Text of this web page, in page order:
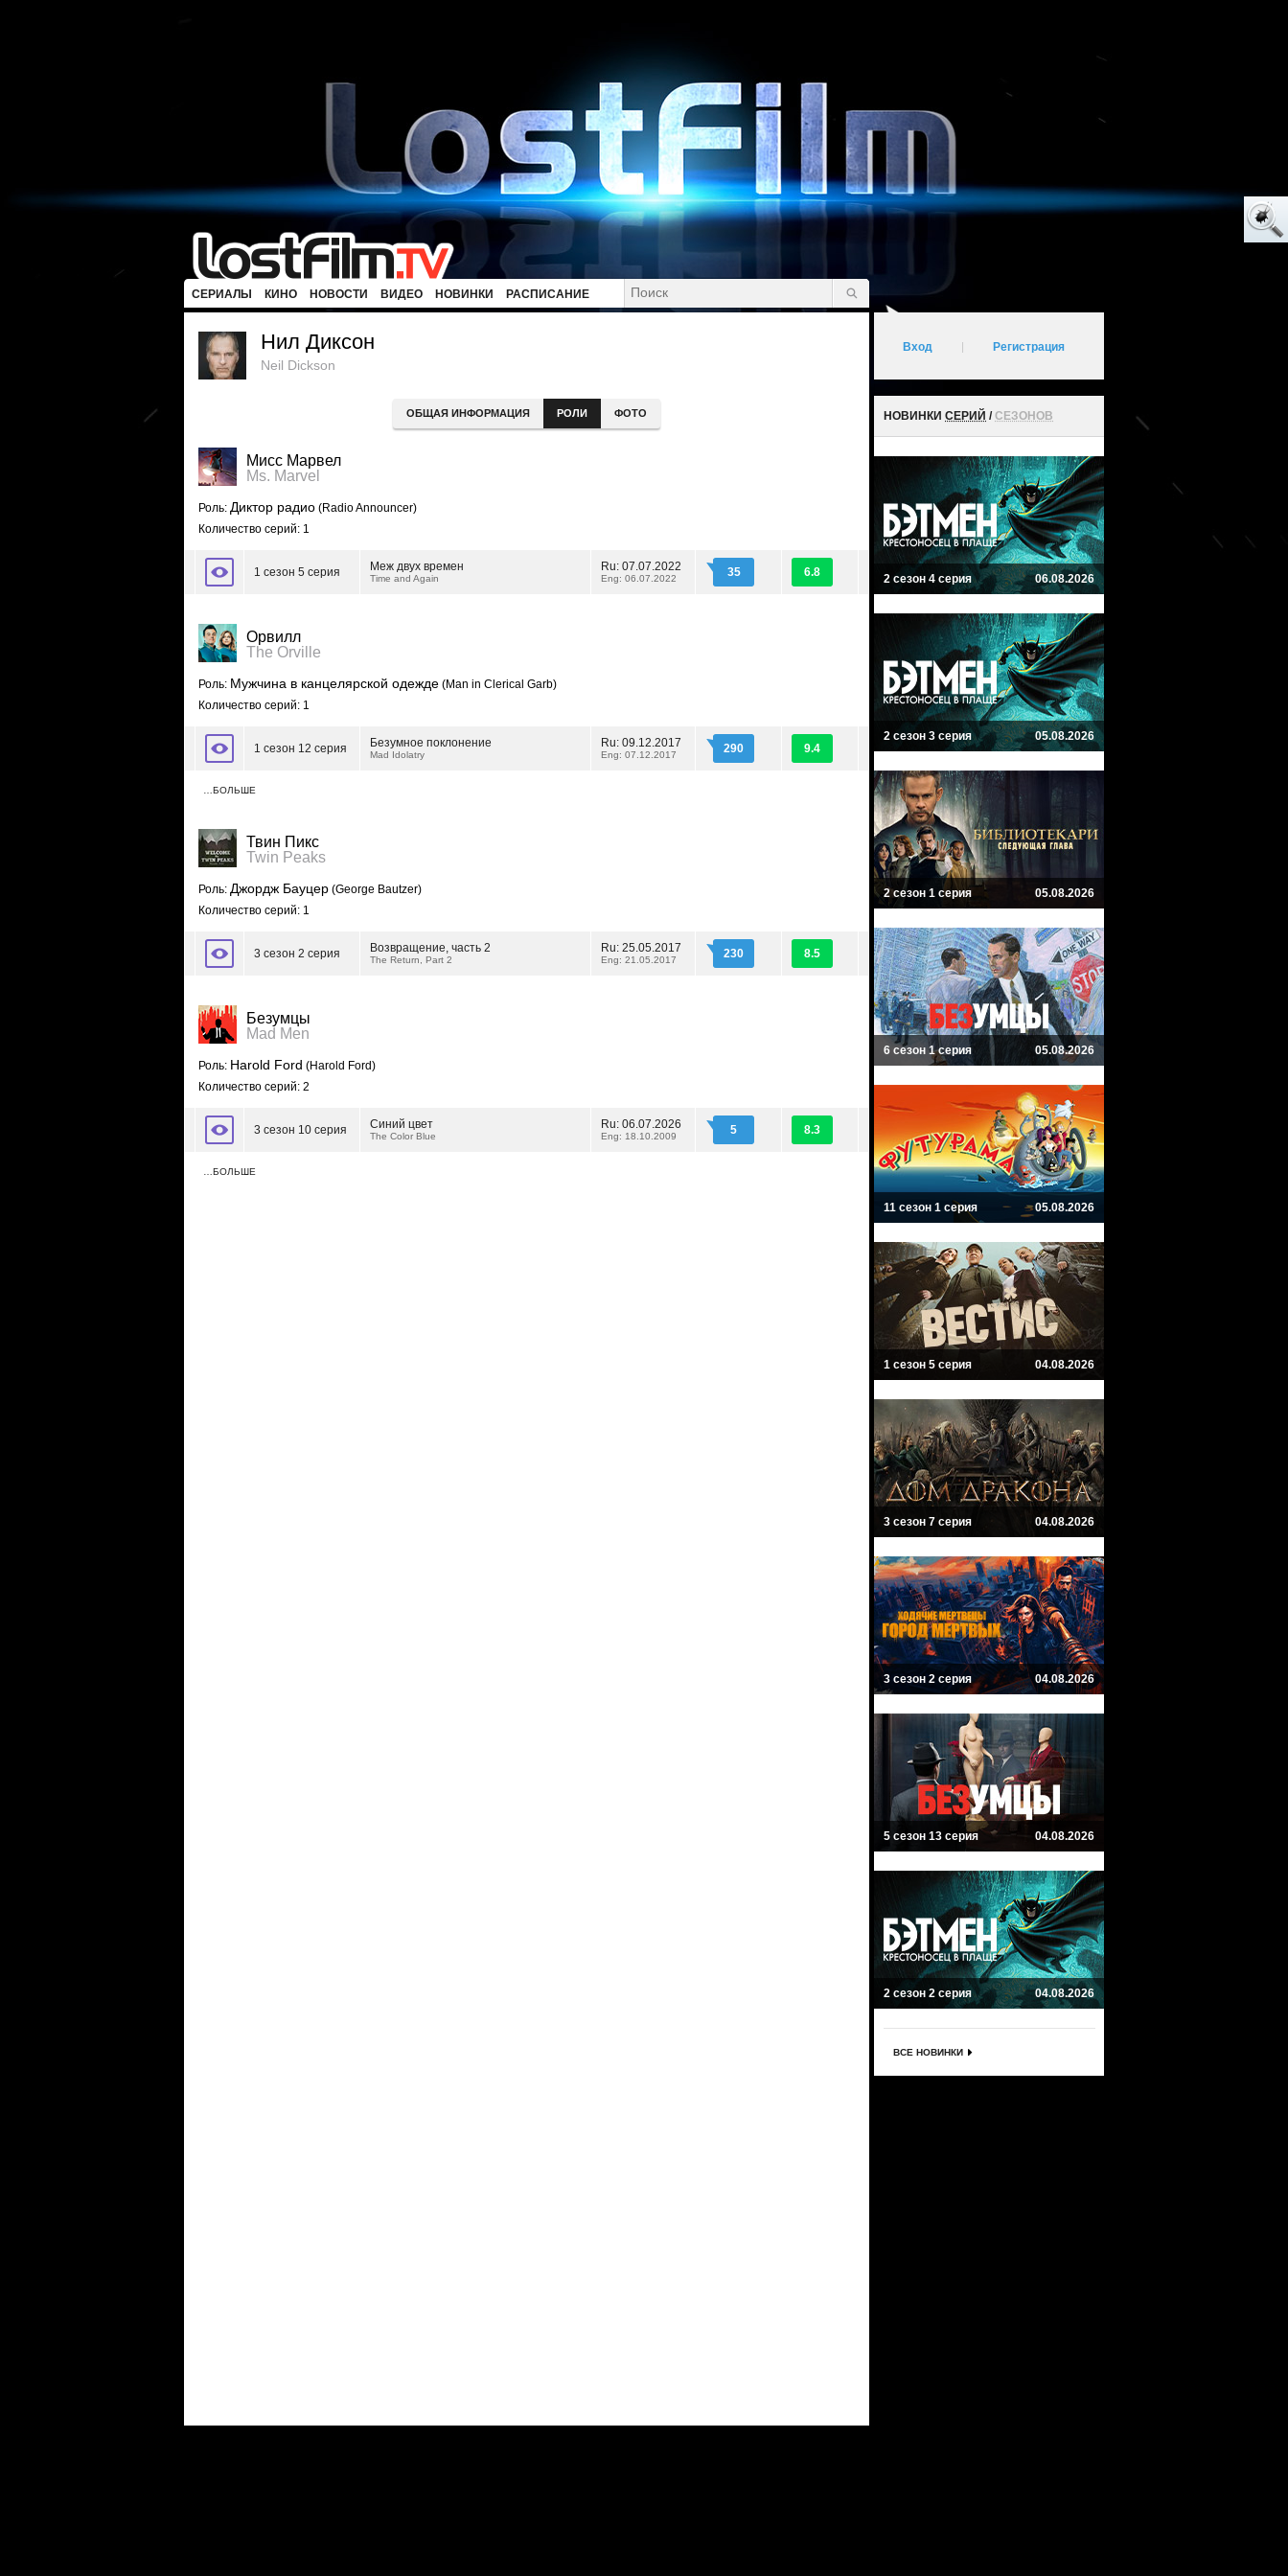
СЕРИАЛЫ КИНО НОВОСТИ ВИДЕО НОВИНКИ РАСПИСАНИЕ
Нил Диксон
Neil Dickson
ОБЩАЯ ИНФОРМАЦИЯ РОЛИ ФОТО
Мисс Марвел
Ms. Marvel
Роль: Диктор радио (Radio Announcer)
Количество серий: 1
1 сезон 5 серия Меж двух времен
Time and Again
Ru: 07.07.2022
Eng: 06.07.2022 35 6.8
Орвилл
The Orville
Роль: Мужчина в канцелярской одежде (Man in Clerical Garb)
Количество серий: 1
1 сезон 12 серия Безумное поклонение
Mad Idolatry
Ru: 09.12.2017
Eng: 07.12.2017 290 9.4
…БОЛЬШЕ
Твин Пикс
Twin Peaks
Роль: Джордж Бауцер (George Bautzer)
Количество серий: 1
3 сезон 2 серия Возвращение, часть 2
The Return, Part 2
Ru: 25.05.2017
Eng: 21.05.2017 230 8.5
Безумцы
Mad Men
Роль: Harold Ford (Harold Ford)
Количество серий: 2
3 сезон 10 серия Синий цвет
The Color Blue
Ru: 06.07.2026
Eng: 18.10.2009 5 8.3
…БОЛЬШЕ
Вход Регистрация
НОВИНКИ СЕРИЙ /СЕЗОНОВ
2 сезон 4 серия 06.08.2026
2 сезон 3 серия 05.08.2026
2 сезон 1 серия 05.08.2026
6 сезон 1 серия 05.08.2026
11 сезон 1 серия 05.08.2026
1 сезон 5 серия 04.08.2026
3 сезон 7 серия 04.08.2026
3 сезон 2 серия 04.08.2026
5 сезон 13 серия 04.08.2026
2 сезон 2 серия 04.08.2026
ВСЕ НОВИНКИ